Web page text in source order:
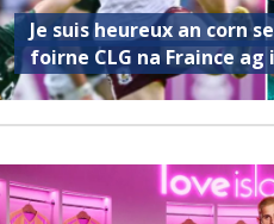
Je suis heureux an corn
foirne CLG na Fraince